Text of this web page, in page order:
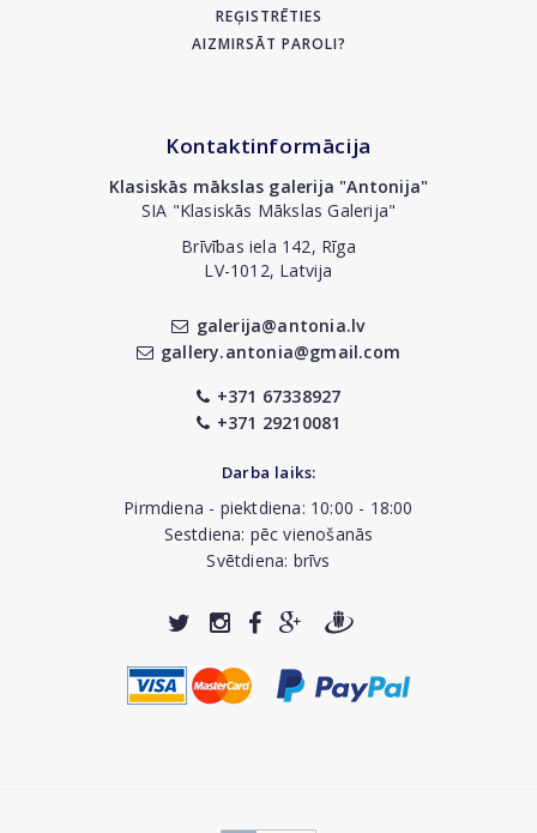
REĢISTRĒTIES
AIZMIRSĀT PAROLI?
Kontaktinformācija
Klasiskās mākslas galerija "Antonija"
SIA "Klasiskās Mākslas Galerija"
Brīvības iela 142, Rīga
LV-1012, Latvija
galerija@antonia.lv
gallery.antonia@gmail.com
+371 67338927
+371 29210081
Darba laiks:
Pirmdiena - piektdiena: 10:00 - 18:00
Sestdiena: pēc vienošanās
Svētdiena: brīvs